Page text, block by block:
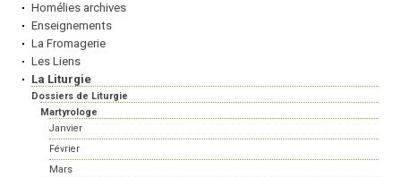
Homélies archives
Enseignements
La Fromagerie
Les Liens
La Liturgie
Dossiers de Liturgie
Martyrologe
Janvier
Février
Mars